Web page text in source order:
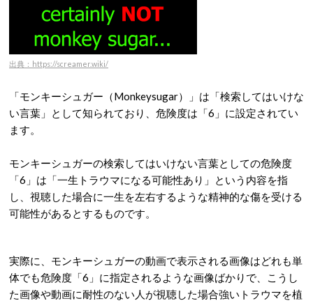
出典：https://screamer.wiki/
「モンキーシュガー（Monkeysugar）」は「検索してはいけな
い言葉」として知られており、危険度は「6」に設定されてい
ます。
モンキーシュガーの検索してはいけない言葉としての危険度
「6」は「一生トラウマになる可能性あり」という内容を指
し、視聴した場合に一生を左右するような精神的な傷を受ける
可能性があるとするものです。
実際に、モンキーシュガーの動画で表示される画像はどれも単
体でも危険度「6」に指定されるような画像ばかりで、こうし
た画像や動画に耐性のない人が視聴した場合強いトラウマを植